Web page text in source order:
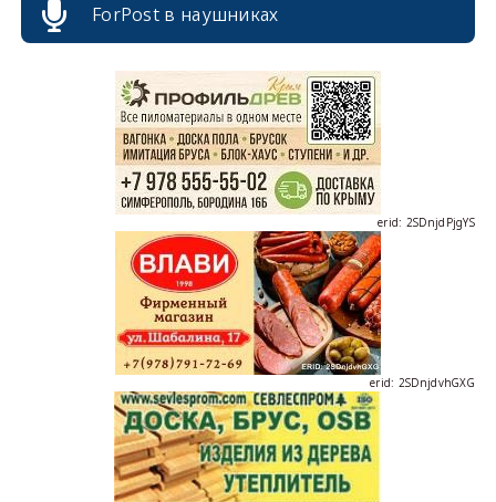
ForPost в наушниках
erid: 2SDnjdPjgYS
erid: 2SDnjdvhGXG